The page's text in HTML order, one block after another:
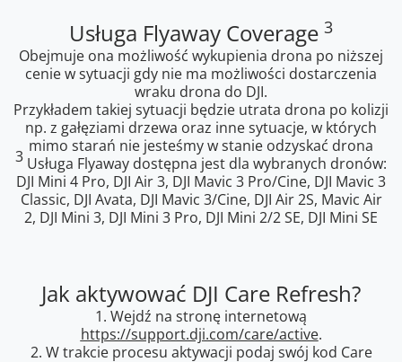
Usługa Flyaway Coverage 3
Obejmuje ona możliwość wykupienia drona po niższej
cenie w sytuacji gdy nie ma możliwości dostarczenia
wraku drona do DJI.
Przykładem takiej sytuacji będzie utrata drona po kolizji
np. z gałęziami drzewa oraz inne sytuacje, w których
mimo starań nie jesteśmy w stanie odzyskać drona
3 Usługa Flyaway dostępna jest dla wybranych dronów:
DJI Mini 4 Pro, DJI Air 3, DJI Mavic 3 Pro/Cine, DJI Mavic 3
Classic, DJI Avata, DJI Mavic 3/Cine, DJI Air 2S, Mavic Air
2, DJI Mini 3, DJI Mini 3 Pro, DJI Mini 2/2 SE, DJI Mini SE
Jak aktywować DJI Care Refresh?
1. Wejdź na stronę internetową
https://support.dji.com/care/active.
2. W trakcie procesu aktywacji podaj swój kod Care